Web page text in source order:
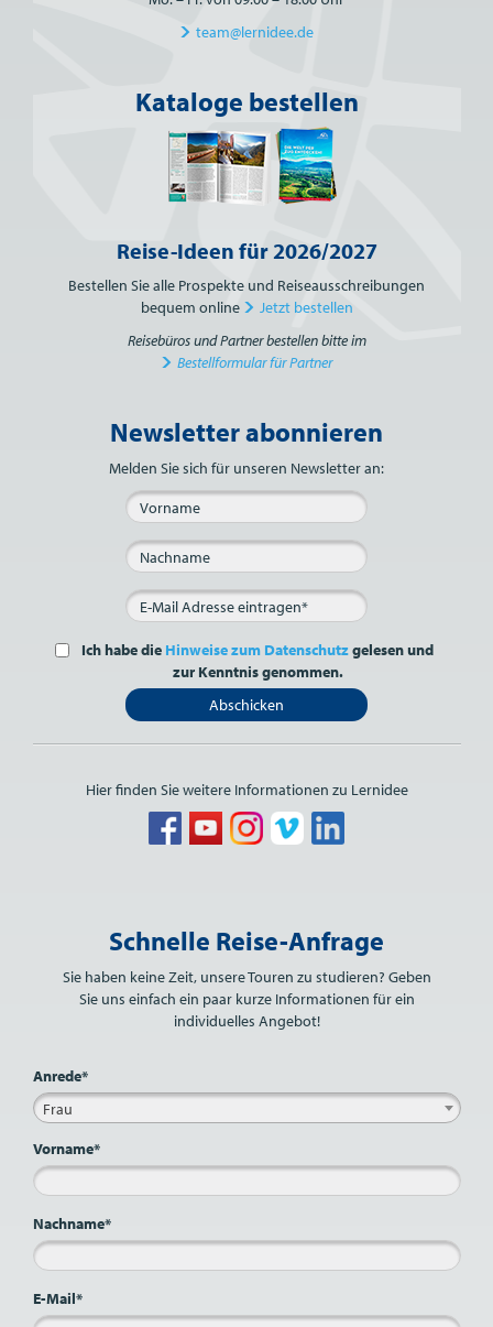
team@lernidee.de
Kataloge bestellen
Reise-Ideen für 2026/2027
Bestellen Sie alle Prospekte und Reiseausschreibungen
bequem online
Jetzt bestellen
Reisebüros und Partner bestellen bitte im
Bestellformular für Partner
Bitte nicht ausfüllen.
Newsletter abonnieren
Melden Sie sich für unseren Newsletter an:
Ich habe die Hinweise zum Datenschutzgelesen und
zur Kenntnis genommen.
Abschicken
Hier finden Sie weitere Informationen zu Lernidee
Schnelle Reise-Anfrage
Sie haben keine Zeit, unsere Touren zu studieren? Geben
Sie uns einfach ein paar kurze Informationen für ein
individuelles Angebot!
Anrede*
Frau
Vorname*
Nachname*
E-Mail*